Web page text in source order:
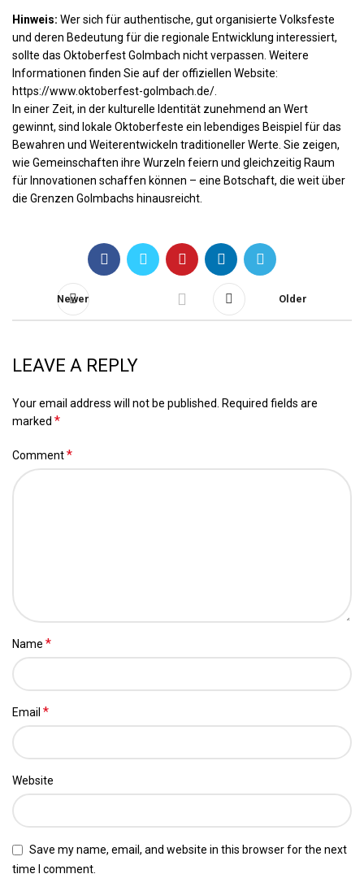
Hinweis: Wer sich für authentische, gut organisierte Volksfeste
und deren Bedeutung für die regionale Entwicklung interessiert,
sollte das Oktoberfest Golmbach nicht verpassen. Weitere
Informationen finden Sie auf der offiziellen Website:
https://www.oktoberfest-golmbach.de/
In einer Zeit, in der kulturelle Identität zunehmend an Wert
gewinnt, sind lokale Oktoberfeste ein lebendiges Beispiel für das
Bewahren und Weiterentwickeln traditioneller Werte. Sie zeigen,
wie Gemeinschaften ihre Wurzeln feiern und gleichzeitig Raum
für Innovationen schaffen können – eine Botschaft, die weit über
die Grenzen Golmbachs hinausreicht.
Newer Older
LEAVE A REPLY
Your email address will not be published.
Required fields are
marked *
Comment*
Name *
Email *
Website
Save my name, email, and website in this browser for the next
time I comment.